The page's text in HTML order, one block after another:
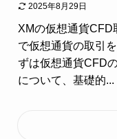
2025年8月29日
XMの仮想通貨CFD
で仮想通貨の取引
ずは仮想通貨CFD
について、基礎的...